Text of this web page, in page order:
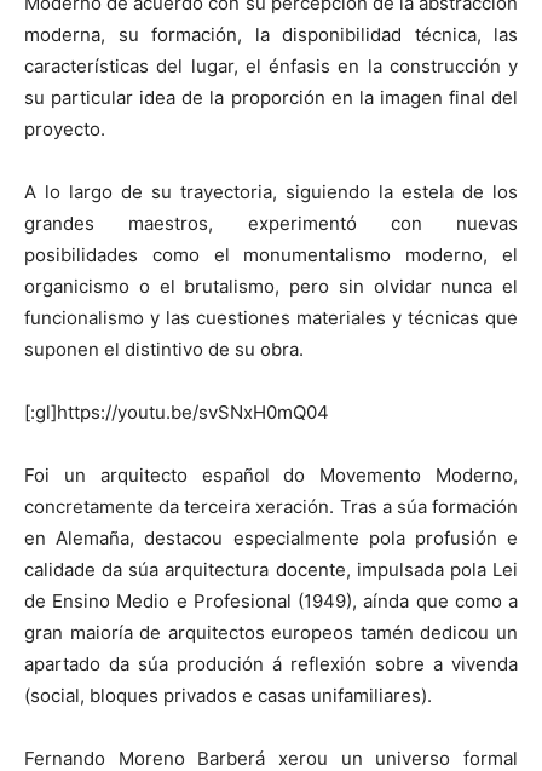
moderna, su formación, la disponibilidad técnica, las
características del lugar, el énfasis en la construcción y
su particular idea de la proporción en la imagen final del
proyecto.
A lo largo de su trayectoria, siguiendo la estela de los
grandes maestros, experimentó con nuevas
posibilidades como el monumentalismo moderno, el
organicismo o el brutalismo, pero sin olvidar nunca el
funcionalismo y las cuestiones materiales y técnicas que
suponen el distintivo de su obra.
[:gl]https://youtu.be/svSNxH0mQ04
Foi un arquitecto español do Movemento Moderno,
concretamente da terceira xeración. Tras a súa formación
en Alemaña, destacou especialmente pola profusión e
calidade da súa arquitectura docente, impulsada pola Lei
de Ensino Medio e Profesional (1949), aínda que como a
gran maioría de arquitectos europeos tamén dedicou un
apartado da súa produción á reflexión sobre a vivenda
(social, bloques privados e casas unifamiliares).
Fernando Moreno Barberá xerou un universo formal